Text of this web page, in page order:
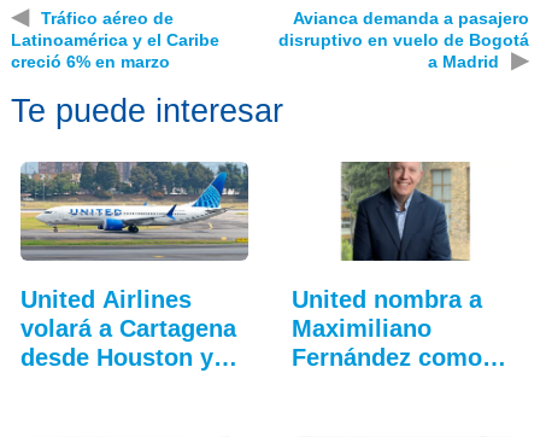
◀
Tráfico aéreo de
Latinoamérica y el Caribe
creció 6% en marzo
Avianca demanda a pasajero
disruptivo en vuelo de Bogotá
a Madrid
▶
Te puede interesar
United Airlines
volará a Cartagena
desde Houston y…
United nombra a
Maximiliano
Fernández como